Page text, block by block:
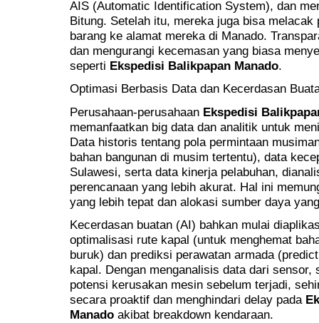
AIS (Automatic Identification System), dan
Bitung. Setelah itu, mereka juga bisa
barang ke alamat mereka di Manado.
dan mengurangi kecemasan yang biasa
seperti Ekspedisi Balikpapan Manado.
Optimasi Berbasis Data dan Kecerdasan
Perusahaan-perusahaan Ekspedisi
memanfaatkan big data dan analitik untuk
Data historis tentang pola permintaan
bahan bangunan di musim tertentu), data
Sulawesi, serta data kinerja pelabuhan,
perencanaan yang lebih akurat. Hal ini
yang lebih tepat dan alokasi sumber daya
Kecerdasan buatan (AI) bahkan mulai
optimalisasi rute kapal (untuk menghemat
buruk) dan prediksi perawatan armada
kapal. Dengan menganalisis data dari
potensi kerusakan mesin sebelum terjadi,
secara proaktif dan menghindari delay pada
Manado akibat breakdown kendaraan.